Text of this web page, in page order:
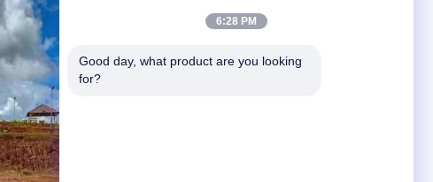
6:28 PM
Good day, what product are you looking
for?